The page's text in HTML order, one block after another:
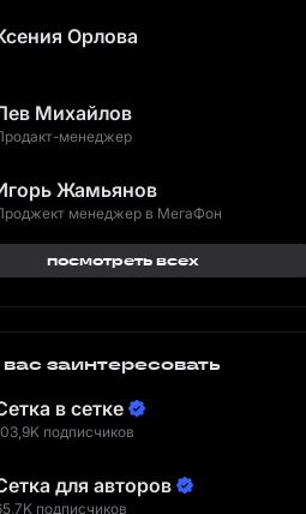
Орлова
Михайлов
менеджер
Жамьянов
менеджер в МегаФон
посмотреть всех
заинтересовать
в сетке
подписчиков
для авторов
подписчиков